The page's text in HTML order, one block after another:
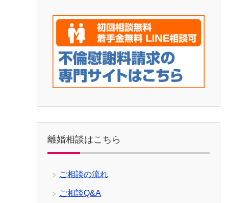
離婚相談はこちら
ご相談の流れ
ご相談Q&A